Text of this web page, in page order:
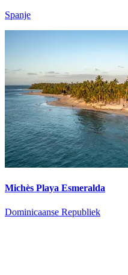
Spanje
Michès Playa Esmeralda
Dominicaanse Republiek